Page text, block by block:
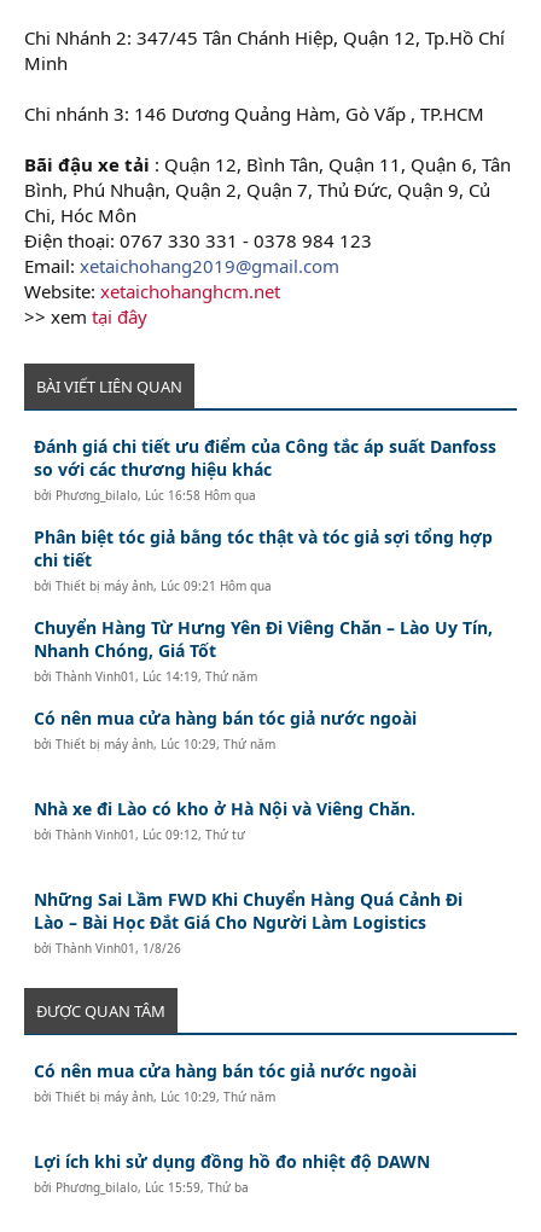
Chi Nhánh 2: 347/45 Tân Chánh Hiệp, Quận 12, Tp.Hồ Chí
Minh
Chi nhánh 3: 146 Dương Quảng Hàm, Gò Vấp , TP.HCM
Bãi đậu xe tải : Quận 12, Bình Tân, Quận 11, Quận 6, Tân
Bình, Phú Nhuận, Quận 2, Quận 7, Thủ Đức, Quận 9, Củ
Chi, Hóc Môn
Điện thoại: 0767 330 331 - 0378 984 123
Email: xetaichohang2019@gmail.com
Website: xetaichohanghcm.net
>> xem tại đây
BÀI VIẾT LIÊN QUAN
Đánh giá chi tiết ưu điểm của Công tắc áp suất Danfoss
so với các thương hiệu khác
bởi Phương_bilalo, Lúc 16:58 Hôm qua
Phân biệt tóc giả bằng tóc thật và tóc giả sợi tổng hợp
chi tiết
bởiThiết bị máy ảnh, Lúc 09:21 Hôm qua
Chuyển Hàng Từ Hưng Yên Đi Viêng Chăn – Lào Uy Tín,
Nhanh Chóng, Giá Tốt
bởiThành Vinh01 , Lúc 14:19, Thứ năm
Có nên mua cửa hàng bán tóc giả nước ngoài
bởiThiết bị máy ảnh, Lúc 10:29, Thứ năm
Nhà xe đi Lào có kho ở Hà Nội và Viêng Chăn.
bởiThành Vinh01 , Lúc 09:12, Thứ tư
Những Sai Lầm FWD Khi Chuyển Hàng Quá Cảnh Đi
Lào – Bài Học Đắt Giá Cho Người Làm Logistics
bởiThành Vinh01 , 1/8/26
ĐƯỢC QUAN TÂM
Có nên mua cửa hàng bán tóc giả nước ngoài
bởiThiết bị máy ảnh, Lúc 10:29, Thứ năm
Lợi ích khi sử dụng đồng hồ đo nhiệt độ DAWN
bởi Phương_bilalo, Lúc 15:59, Thứ ba